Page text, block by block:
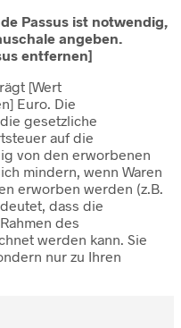
Passus ist notwendig,
angeben.
entfernen]
[Wert
Euro. Die
gesetzliche
auf die
von den erworbenen
mindern, wenn Waren
erworben werden (z.B.
dass die
des
werden kann. Sie
nur zu Ihren